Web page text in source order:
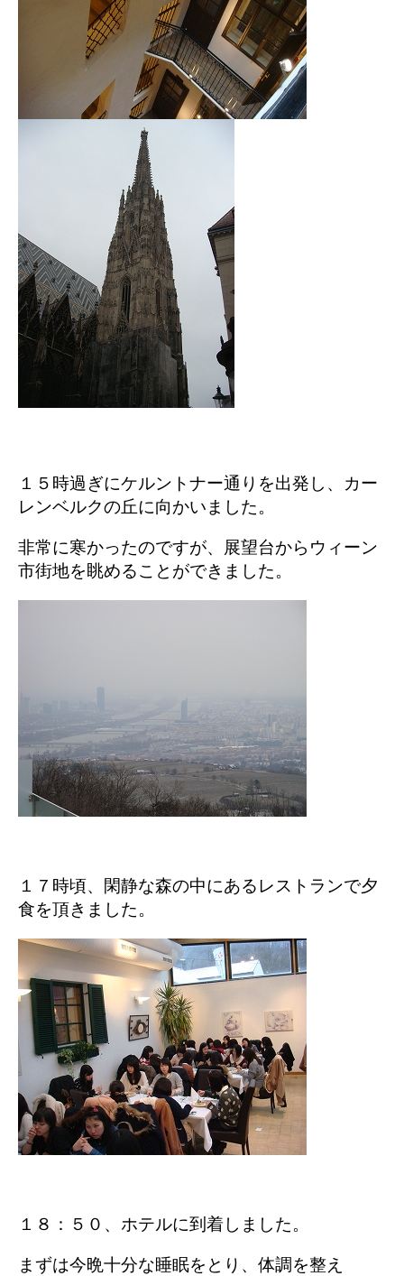
１５時過ぎにケルントナー通りを出発し、カー
レンベルクの丘に向かいました。
非常に寒かったのですが、展望台からウィーン
市街地を眺めることができました。
１７時頃、閑静な森の中にあるレストランで夕
食を頂きました。
１８：５０、ホテルに到着しました。
まずは今晩十分な睡眠をとり、体調を整え